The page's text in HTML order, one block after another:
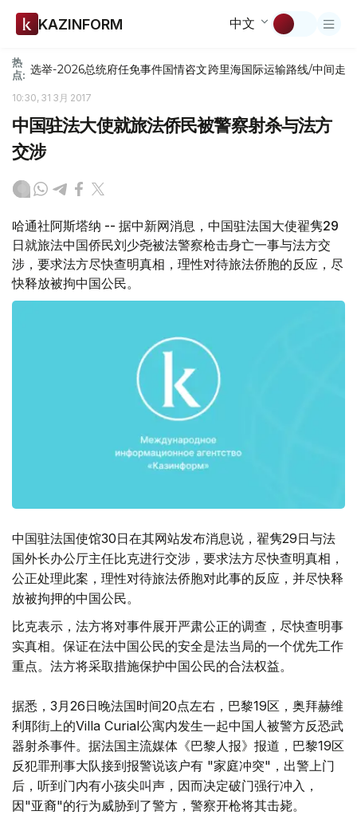
KAZINFORM 中文
热
点: 选举-2026总统府任免事件国情咨文跨里海国际运输路线/中间走廊
10:30, 31 3月 2017
中国驻法大使就旅法侨民被警察射杀与法方
交涉
哈通社阿斯塔纳 -- 据中新网消息，中国驻法国大使翟隽29
日就旅法中国侨民刘少尧被法警察枪击身亡一事与法方交
涉，要求法方尽快查明真相，理性对待旅法侨胞的反应，尽
快释放被拘中国公民。
中国驻法国使馆30日在其网站发布消息说，翟隽29日与法
国外长办公厅主任比克进行交涉，要求法方尽快查明真相，
公正处理此案，理性对待旅法侨胞对此事的反应，并尽快释
放被拘押的中国公民。
比克表示，法方将对事件展开严肃公正的调查，尽快查明事
实真相。保证在法中国公民的安全是法当局的一个优先工作
重点。法方将采取措施保护中国公民的合法权益。
据悉，3月26日晚法国时间20点左右，巴黎19区，奥拜赫维
利耶街上的Villa Curial公寓内发生一起中国人被警方反恐武
器射杀事件。据法国主流媒体《巴黎人报》报道，巴黎19区
反犯罪刑事大队接到报警说该户有 "家庭冲突"，出警上门
后，听到门内有小孩尖叫声，因而决定破门强行冲入，
因"亚裔"的行为威胁到了警方，警察开枪将其击毙。